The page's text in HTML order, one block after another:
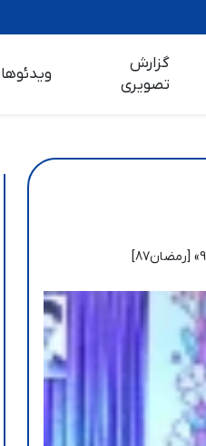
گزارش
تصویری
ویدئوها